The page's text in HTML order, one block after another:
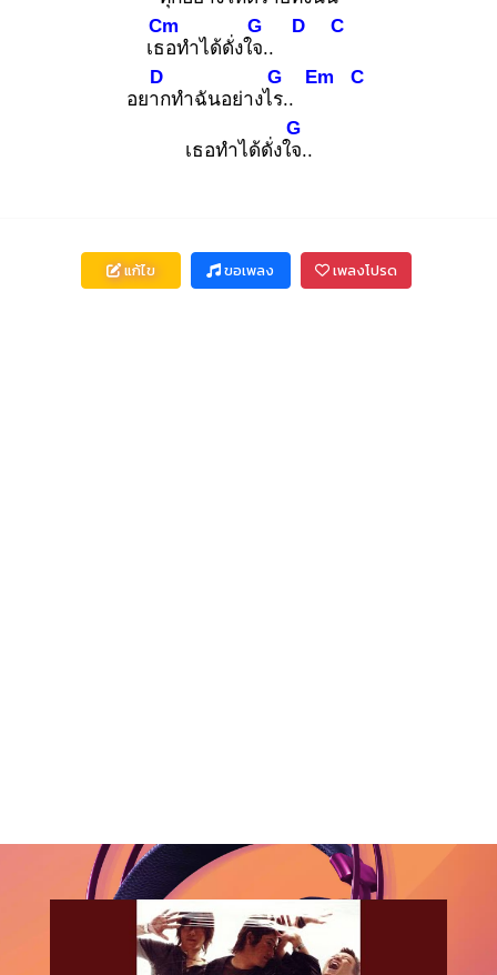
เธอ
Cm
ทำได้ดั่งใจ.
G
.
D C
อยาก
D
ทำฉันอย่างไร.
G
.
Em C
เธอทำได้ดั่งใจ.
G
.
แก้ไข ขอเพลง เพลงโปรด